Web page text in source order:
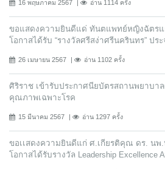
16 พฤษภาคม 2567 อ่าน 1114 ครั้ง
ขอแสดงความยินดีแด่ ทันตแพทย์หญิงฉัตร
โอกาสได้รับ “รางวัลศรีสง่าศรีนครินทร” ปร
26 เมษายน 2567 อ่าน 1102 ครั้ง
ศิริราช เข้ารับประกาศนียบัตรสถานพยาบา
คุณภาพเฉพาะโรค
15 มีนาคม 2567 อ่าน 1297 ครั้ง
ขอเเสดงความยินดีแก่ ศ.เกียรติคุณ ดร. น
โอกาสได้รับรางวัล Leadership Excellence